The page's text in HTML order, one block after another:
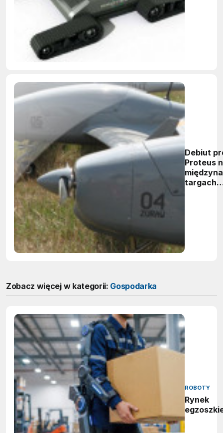
Debiut
Proteus
targach
Zobacz więcej w kategorii: Gospodarka
ROBOTY
Rynek